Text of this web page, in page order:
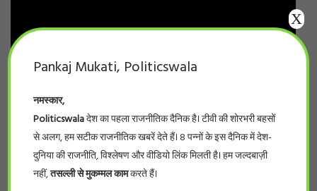
Pankaj Mukati, Politicswala
नमस्कार,
Politicswalaदेश का पहला राजनीतिक दैनिक है। टीवी की शोरभरी बहसों
से अलग, हम सटीक राजनीतिक खबरें देते हैं। 8 पन्नों के इस दैनिक में देश-
दुनिया की राजनीति, विश्लेषण और वीडियो लिंक मिलती है। हम जल्दबाज़ी
नहीं,तसल्ली से मुकम्मल कामकरते हैं।
X